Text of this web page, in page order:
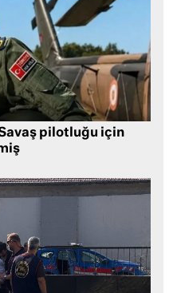
Savaş pilotluğu için